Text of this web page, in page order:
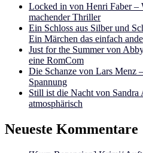
Locked in von Henri Faber
machender Thriller
Ein Schloss aus Silber und
Ein Märchen das einfach
Just for the Summer von
eine RomCom
Die Schanze von Lars Menz
Spannung
Still ist die Nacht von Sandra
atmosphärisch
Neueste Kommentare